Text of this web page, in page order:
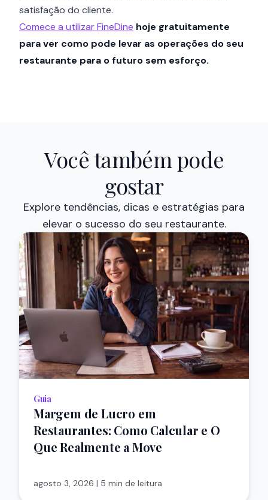
satisfação do cliente.
Comece a utilizar FineDine hoje gratuitamente
para ver como pode levar as operações do seu
restaurante para o futuro sem esforço.
Você também pode
gostar
Explore tendências, dicas e estratégias para
elevar o sucesso do seu restaurante.
Guia
Margem de Lucro em
Restaurantes: Como Calcular e O
Que Realmente a Move
agosto 3, 2026 | 5 min de leitura